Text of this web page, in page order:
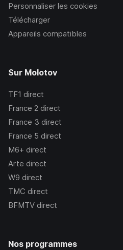
Personnaliser les cookies
Télécharger
Appareils compatibles
Sur Molotov
TF1 direct
France 2 direct
France 3 direct
France 5 direct
M6+ direct
Arte direct
W9 direct
TMC direct
BFMTV direct
Nos programmes